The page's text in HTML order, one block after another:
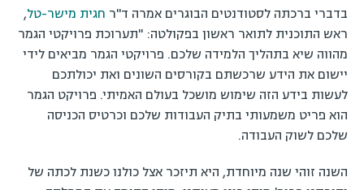
בדברי ברכתה לסטודנטים הבוגרים אמרה ד"ר חגית מישר-טל,
ראש התוכנית לתואר ראשון בפקולטה: "תערוכת פרויקטי הגמר
מהווה שיא בתהליך הלמידה שלכם. פרויקטי הגמר מביאים לידי
יישום את הידע שרכשתם בקורסים השונים ואת יכולתכם
לעשות בידע הזה שימוש מושכל בעולם האמיתי. פרויקט הגמר
הוא פריט משמעותי בתיק העבודות שלכם וכרטיס הכניסה
שלכם לשוק העבודה.
השנה זוהי שנה מיוחדת, היא תיזכר אצל כולנו כשנת לכתה של